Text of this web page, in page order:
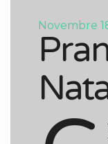
Novembre